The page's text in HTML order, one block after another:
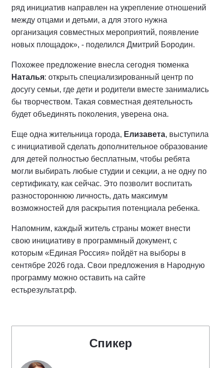
ряд инициатив направлен на укрепление отношений
между отцами и детьми, а для этого нужна
организация совместных мероприятий, появление
новых площадок», - поделился Дмитрий Бородин.
Похожее предложение внесла сегодня тюменка
Наталья: открыть специализированный центр по
досугу семьи, где дети и родители вместе занимались
бы творчеством. Такая совместная деятельность
будет объединять поколения, уверена она.
Еще одна жительница города, Елизавета, выступила
с инициативой сделать дополнительное образование
для детей полностью бесплатным, чтобы ребята
могли выбирать любые студии и секции, а не одну по
сертификату, как сейчас. Это позволит воспитать
разностороннюю личность, дать максимум
возможностей для раскрытия потенциала ребенка.
Напомним, каждый житель страны может внести
свою инициативу в программный документ, с
которым «Единая Россия» пойдёт на выборы в
сентябре 2026 года. Свои предложения в Народную
программу можно оставить на сайте
естьрезультат.рф.
Спикер